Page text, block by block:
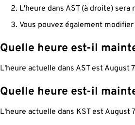
L'heure dans AST (à droite)
Vous pouvez également
Quelle heure est-il
L'heure actuelle dans AST est August
Quelle heure est-il
L'heure actuelle dans KST est